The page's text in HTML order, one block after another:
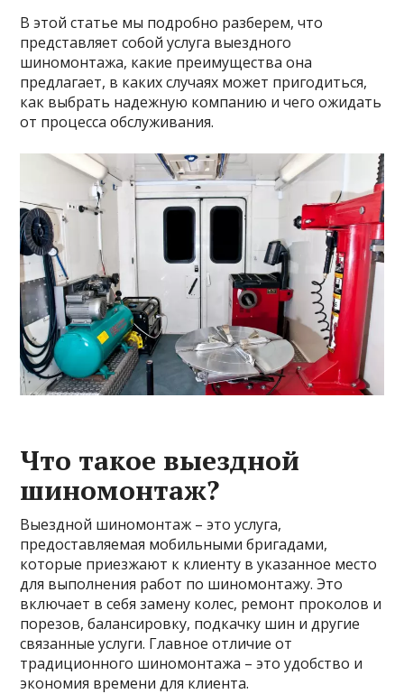
В этой статье мы подробно разберем, что
представляет собой услуга выездного
шиномонтажа, какие преимущества она
предлагает, в каких случаях может пригодиться,
как выбрать надежную компанию и чего ожидать
от процесса обслуживания.
Что такое выездной
шиномонтаж?
Выездной шиномонтаж – это услуга,
предоставляемая мобильными бригадами,
которые приезжают к клиенту в указанное место
для выполнения работ по шиномонтажу. Это
включает в себя замену колес, ремонт проколов и
порезов, балансировку, подкачку шин и другие
связанные услуги. Главное отличие от
традиционного шиномонтажа – это удобство и
экономия времени для клиента.